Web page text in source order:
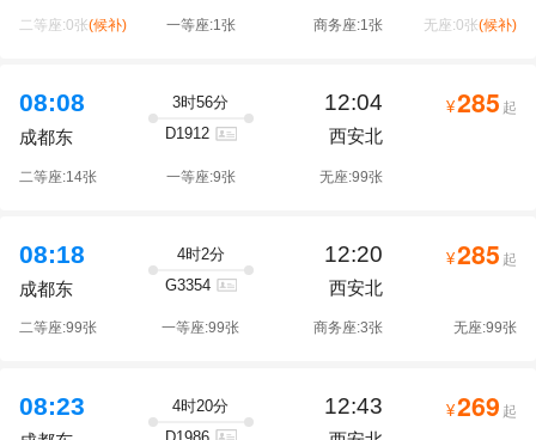
二等座:0张(候补) 一等座:1张 商务座:1张 无座:0张(候补)
08:08
成都东
3时56分
D1912
12:04
西安北
¥285 起
二等座:14张 一等座:9张 无座:99张
08:18
成都东
4时2分
G3354
12:20
西安北
¥285 起
二等座:99张 一等座:99张 商务座:3张 无座:99张
08:23
4时20分
12:43 ¥269 起